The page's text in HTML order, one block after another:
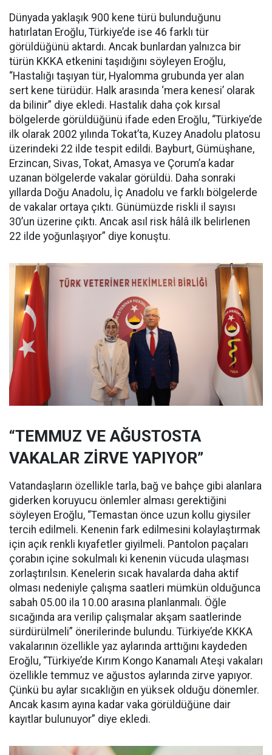
Dünyada yaklaşık 900 kene türü bulunduğunu
hatırlatan Eroğlu, Türkiye’de ise 46 farklı tür
görüldüğünü aktardı. Ancak bunlardan yalnızca bir
türün KKKA etkenini taşıdığını söyleyen Eroğlu,
“Hastalığı taşıyan tür, Hyalomma grubunda yer alan
sert kene türüdür. Halk arasında ‘mera kenesi’ olarak
da bilinir” diye ekledi. Hastalık daha çok kırsal
bölgelerde görüldüğünü ifade eden Eroğlu, “Türkiye’de
ilk olarak 2002 yılında Tokat’ta, Kuzey Anadolu platosu
üzerindeki 22 ilde tespit edildi. Bayburt, Gümüşhane,
Erzincan, Sivas, Tokat, Amasya ve Çorum’a kadar
uzanan bölgelerde vakalar görüldü. Daha sonraki
yıllarda Doğu Anadolu, İç Anadolu ve farklı bölgelerde
de vakalar ortaya çıktı. Günümüzde riskli il sayısı
30’un üzerine çıktı. Ancak asıl risk hâlâ ilk belirlenen
22 ilde yoğunlaşıyor” diye konuştu.
“TEMMUZ VE AĞUSTOSTA
VAKALAR ZİRVE YAPIYOR”
Vatandaşların özellikle tarla, bağ ve bahçe gibi alanlara
giderken koruyucu önlemler alması gerektiğini
söyleyen Eroğlu, “Temastan önce uzun kollu giysiler
tercih edilmeli. Kenenin fark edilmesini kolaylaştırmak
için açık renkli kıyafetler giyilmeli. Pantolon paçaları
çorabın içine sokulmalı ki kenenin vücuda ulaşması
zorlaştırılsın. Kenelerin sıcak havalarda daha aktif
olması nedeniyle çalışma saatleri mümkün olduğunca
sabah 05.00 ila 10.00 arasına planlanmalı. Öğle
sıcağında ara verilip çalışmalar akşam saatlerinde
sürdürülmeli” önerilerinde bulundu. Türkiye’de KKKA
vakalarının özellikle yaz aylarında arttığını kaydeden
Eroğlu, “Türkiye’de Kırım Kongo Kanamalı Ateşi vakaları
özellikle temmuz ve ağustos aylarında zirve yapıyor.
Çünkü bu aylar sıcaklığın en yüksek olduğu dönemler.
Ancak kasım ayına kadar vaka görüldüğüne dair
kayıtlar bulunuyor” diye ekledi.